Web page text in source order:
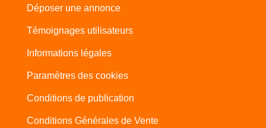
Déposer une annonce
Témoignages utilisateurs
Informations légales
Paramètres des cookies
Conditions de publication
Conditions Générales de Vente